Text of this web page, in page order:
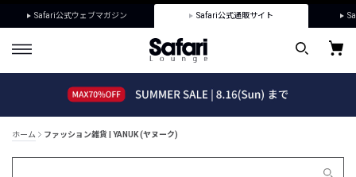
Safari公式ウェブマガジン Safari公式通販サイト
ホーム ファッション雑貨 | YANUK (ヤヌーク)